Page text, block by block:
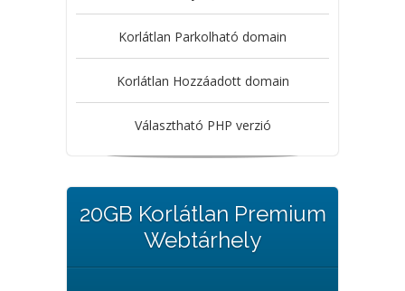
Korlátlan Parkolható domain
Korlátlan Hozzáadott domain
Választható PHP verzió
20GB Korlátlan Premium
Webtárhely